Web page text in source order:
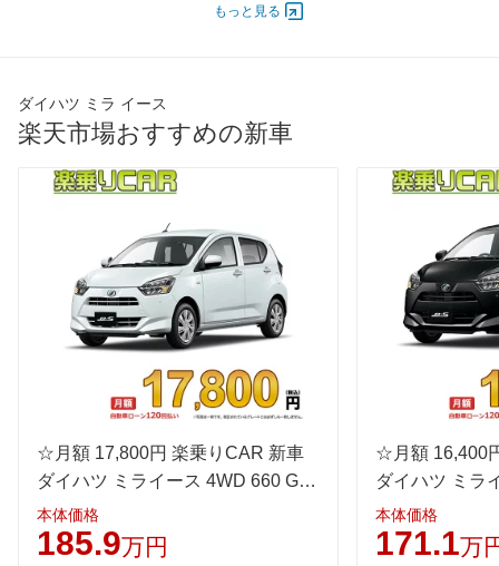
36.00 [49]/ 6,000 36.00 [49]/ 6,000
タイヤ
前輪サイズ 155/70R13 75S 155/70R13 75S
後輪サイズ 155/70R13 75S 155/
-
WLTC/市街地 - -
WLTC/郊外 - -
WLTC/高速道路 - -
35.2km/L 35.2km/
- - -
装備オプション 装備詳細を見る 装備詳細を見る 装
もっと見る
ダイハツ ミラ イース
楽天市場おすすめの新車
☆月額 17,800円 楽乗りCAR 新車
ダイハツ ミライース 4WD 660 G
"SA3"
本体価格
185.9万円
☆月額 16,400
ダイハツ ミラ
"SA3"
本体価格
171.1万